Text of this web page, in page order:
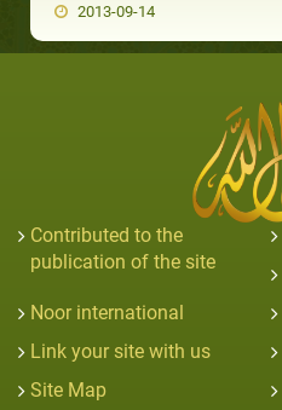
2013-09-14
Contributed to the
publication of the site
Noor international
Link your site with us
Site Map